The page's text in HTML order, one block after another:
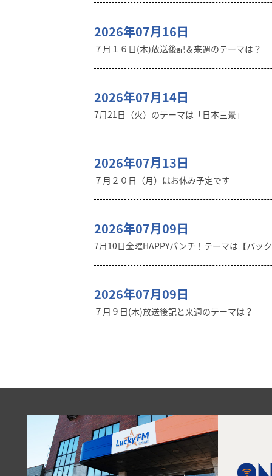
2026年07月16日
７月１６日(木)放送後記＆来週のテーマは？
2026年07月14日
7月21日（火）のテーマは「日本三景」
2026年07月13日
７月２０日（月）はお休み予定です
2026年07月09日
7月10日金曜HAPPYパンチ！テーマは【バック
2026年07月09日
７月９日(木)放送後記と来週のテーマは？